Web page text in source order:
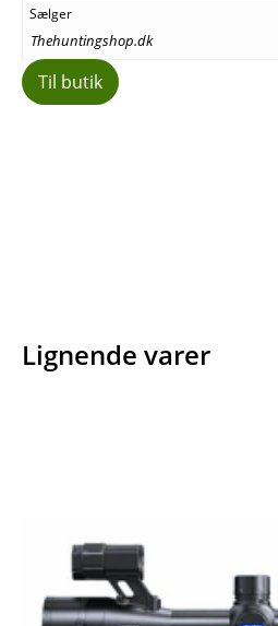
Sælger
Thehuntingshop.dk
Til butik
Lignende varer